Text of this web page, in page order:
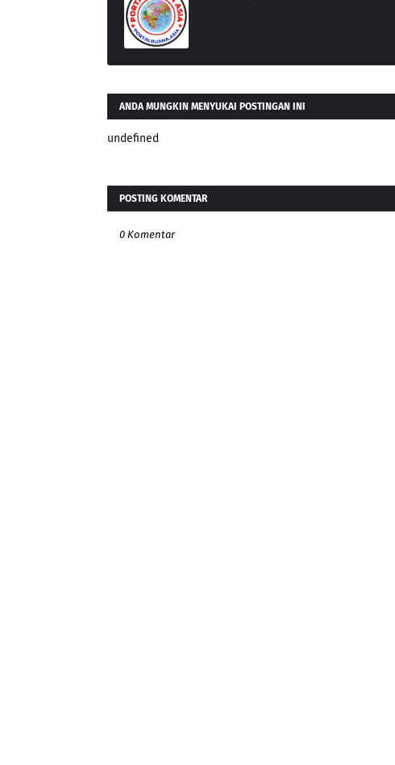
ANDA MUNGKIN MENYUKAI POSTINGAN INI
undefined
POSTING KOMENTAR
0 Komentar